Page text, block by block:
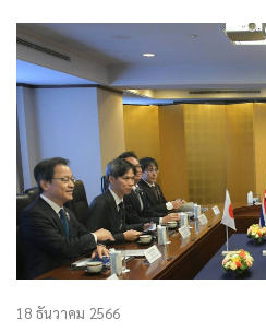
18 ธันวาคม 2566